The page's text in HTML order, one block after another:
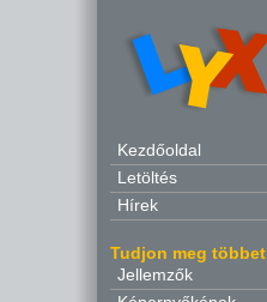
Kezdőoldal
Letöltés
Hírek
Tudjon meg többet
Jellemzők